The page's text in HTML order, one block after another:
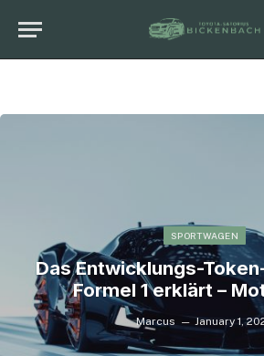
SPORTWAGEN
Das Entwicklungs-
Formel 1 erklärt –
Marcus January 1,